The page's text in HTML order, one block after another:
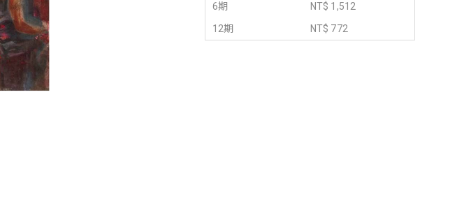
6期
NT$ 1,512
12期
NT$ 772